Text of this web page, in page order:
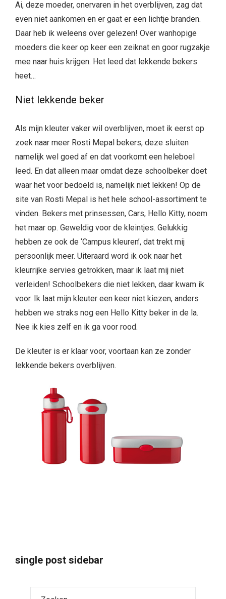
Ai, deze moeder, onervaren in het overblijven, zag dat
even niet aankomen en er gaat er een lichtje branden.
Daar heb ik weleens over gelezen! Over wanhopige
moeders die keer op keer een zeiknat en goor rugzakje
mee naar huis krijgen. Het leed dat lekkende bekers
heet…
Niet lekkende beker
Als mijn kleuter vaker wil overblijven, moet ik eerst op
zoek naar meer Rosti Mepal bekers, deze sluiten
namelijk wel goed af en dat voorkomt een heleboel
leed. En dat alleen maar omdat deze schoolbeker doet
waar het voor bedoeld is, namelijk niet lekken! Op de
site van Rosti Mepal is het hele school-assortiment te
vinden. Bekers met prinsessen, Cars, Hello Kitty, noem
het maar op. Geweldig voor de kleintjes. Gelukkig
hebben ze ook de ‘Campus kleuren’, dat trekt mij
persoonlijk meer. Uiteraard word ik ook naar het
kleurrijke servies getrokken, maar ik laat mij niet
verleiden! Schoolbekers die niet lekken, daar kwam ik
voor. Ik laat mijn kleuter een keer niet kiezen, anders
hebben we straks nog een Hello Kitty beker in de la.
Nee ik kies zelf en ik ga voor rood.
De kleuter is er klaar voor, voortaan kan ze zonder
lekkende bekers overblijven.
single post sidebar